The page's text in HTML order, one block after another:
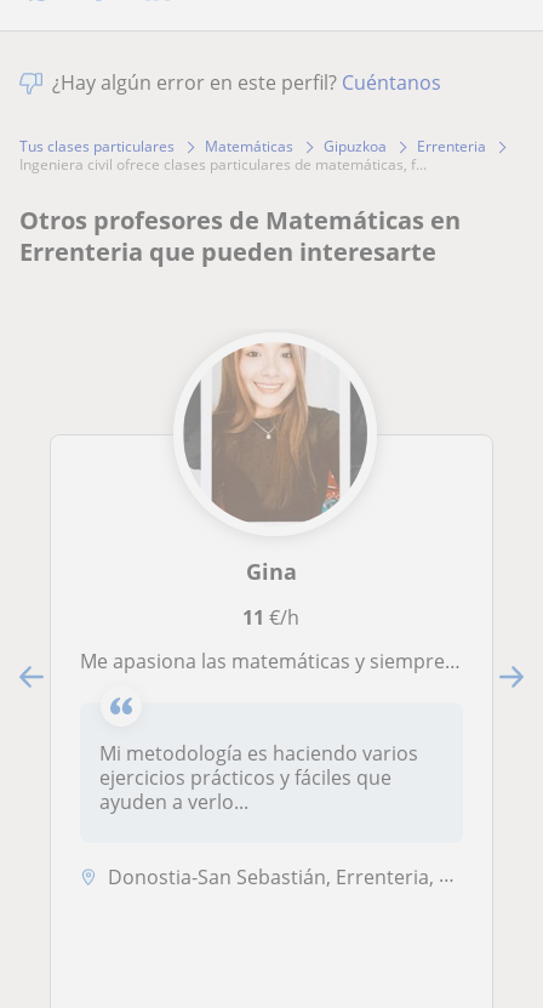
¿Hay algún error en este perfil? Cuéntanos
Tus clases particulares Matemáticas Gipuzkoa
Errenteria
ingeniera civil ofrece clases particulares de matemáticas, f...
Otros profesores de Matemáticas en
Errenteria que pueden interesarte
Gina
11 €/h
Me apasiona las matemáticas y siempre he tenido facilidad para resolver problemas y tengo bastante paciencia con los niños
Mi metodología es haciendo varios
ejercicios prácticos y fáciles que
ayuden a verlo...
Donostia-San Sebastián, Errenteria, Lezo, Pasaia